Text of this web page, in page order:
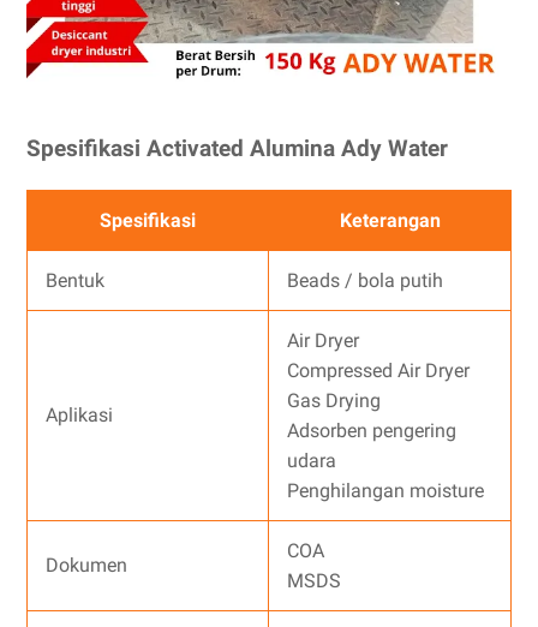
Spesifikasi Activated Alumina Ady Water
Spesifikasi Keterangan
Bentuk Beads / bola putih
Aplikasi
Air Dryer
Compressed Air Dryer
Gas Drying
Adsorben pengering
udara
Penghilangan moisture
Dokumen
COA
MSDS